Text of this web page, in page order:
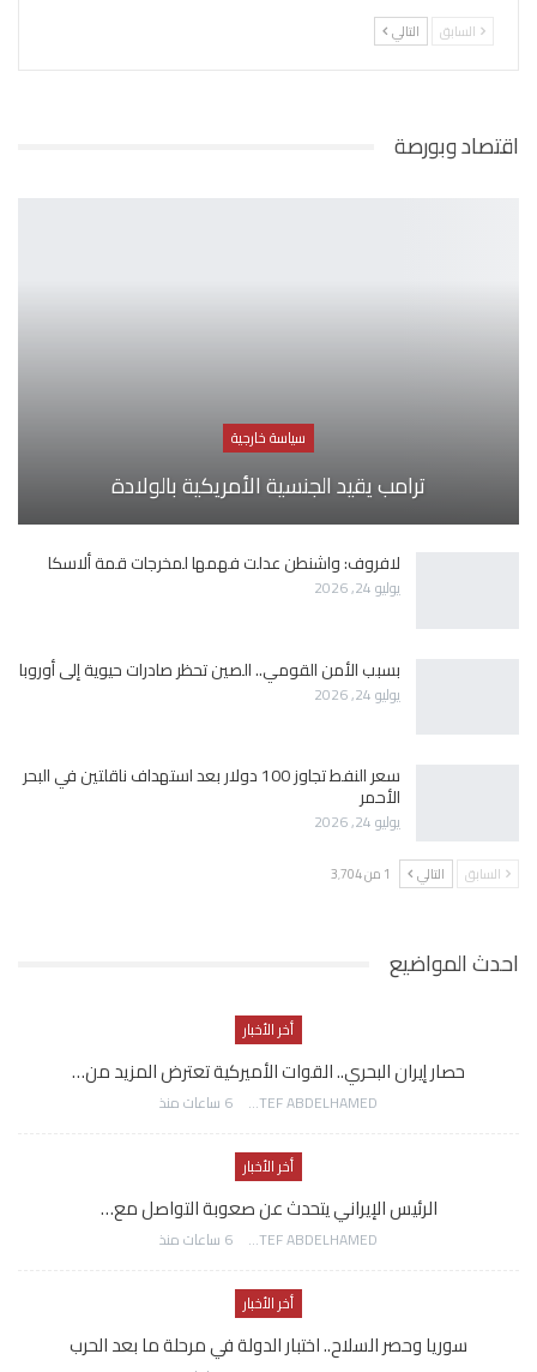
السابق التالي
اقتصاد وبورصة
سياسة خارجية
ترامب يقيد الجنسية الأمريكية بالولادة
لافروف: واشنطن عدلت فهمها لمخرجات قمة ألاسكا
يوليو 24, 2026
بسبب الأمن القومي.. الصين تحظر صادرات حيوية إلى أوروبا
يوليو 24, 2026
سعر النفط تجاوز 100 دولار بعد استهداف ناقلتين في البحر
الأحمر
يوليو 24, 2026
السابق التالي 1 من 3٬704
احدث المواضيع
أخر الأخبار
حصار إيران البحري.. القوات الأميركية تعترض المزيد من…
AWATEF ABDELHAMED 6 ساعات منذ
أخر الأخبار
الرئيس الإيراني يتحدث عن صعوبة التواصل مع…
AWATEF ABDELHAMED 6 ساعات منذ
أخر الأخبار
سوريا وحصر السلاح.. اختبار الدولة في مرحلة ما بعد الحرب